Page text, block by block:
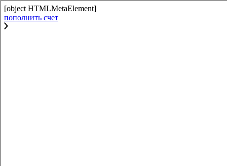
[object HTMLMetaElement]
пополнить счет